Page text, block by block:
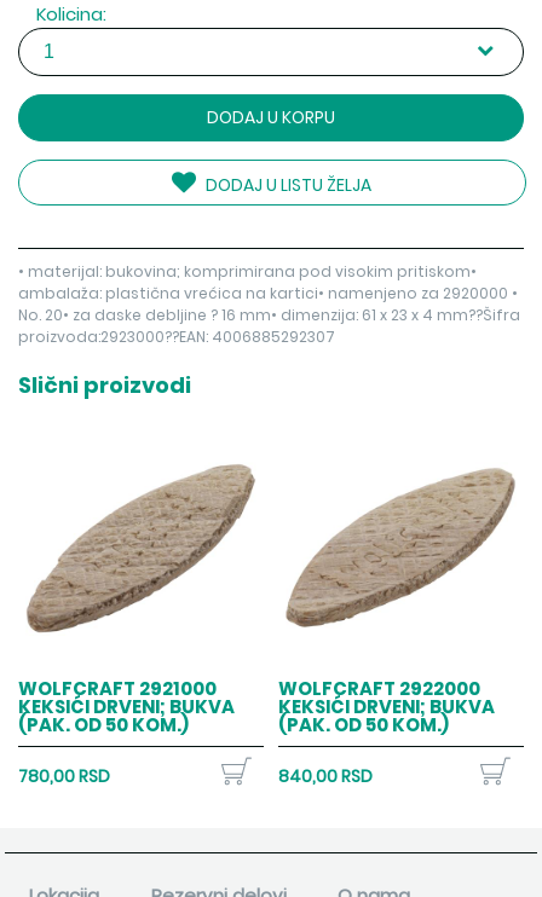
Kolicina:
DODAJ U KORPU
DODAJ U LISTU ŽELJA
• materijal: bukovina; komprimirana pod visokim pritiskom•
ambalaža: plastična vrećica na kartici• namenjeno za 2920000 •
No. 20• za daske debljine ? 16 mm• dimenzija: 61 x 23 x 4 mm??Šifra
proizvoda:2923000??EAN: 4006885292307
Slični proizvodi
WOLFCRAFT 2921000
KEKSIĆI DRVENI; BUKVA
(PAK. OD 50 KOM.)
780,00 RSD
WOLFCRAFT 2922000
KEKSIĆI DRVENI; BUKVA
(PAK. OD 50 KOM.)
840,00 RSD